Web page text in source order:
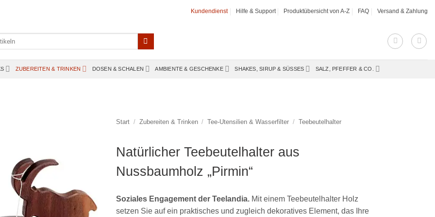
Kundendienst Hilfe & Support Produktübersicht von A-Z FAQ Versand & Zahlung
ZUBEREITEN & TRINKEN DOSEN & SCHALEN AMBIENTE & GESCHENKE SHAKES, SIRUP & SÜSSES SALZ, PFEFFER & CO.
Start / Zubereiten & Trinken / Tee-Utensilien & Wasserfilter / Teebeutelhalter
Natürlicher Teebeutelhalter aus
Nussbaumholz „Pirmin“
Soziales Engagement der Teelandia. Mit einem Teebeutelhalter Holz
setzen Sie auf ein praktisches und zugleich dekoratives Element, das Ihre